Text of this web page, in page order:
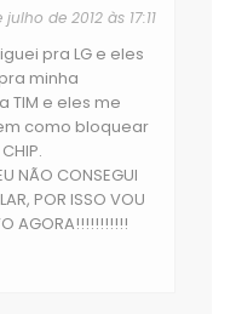
de 2012 às 17:11
pra LG e eles
minha
TIM e eles me
como bloquear
NÃO CONSEGUI
POR ISSO VOU
AGORA!!!!!!!!!!!